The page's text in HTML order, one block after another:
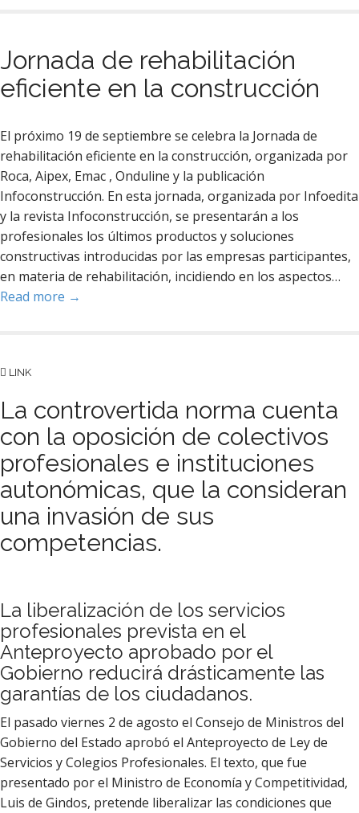
Jornada de rehabilitación
eficiente en la construcción
El próximo 19 de septiembre se celebra la Jornada de
rehabilitación eficiente en la construcción, organizada por
Roca, Aipex, Emac , Onduline y la publicación
Infoconstrucción. En esta jornada, organizada por Infoedita
y la revista Infoconstrucción, se presentarán a los
profesionales los últimos productos y soluciones
constructivas introducidas por las empresas participantes,
en materia de rehabilitación, incidiendo en los aspectos…
Read more →
LINK
La controvertida norma cuenta
con la oposición de colectivos
profesionales e instituciones
autonómicas, que la consideran
una invasión de sus
competencias.
La liberalización de los servicios
profesionales prevista en el
Anteproyecto aprobado por el
Gobierno reducirá drásticamente las
garantías de los ciudadanos.
El pasado viernes 2 de agosto el Consejo de Ministros del
Gobierno del Estado aprobó el Anteproyecto de Ley de
Servicios y Colegios Profesionales. El texto, que fue
presentado por el Ministro de Economía y Competitividad,
Luis de Gindos, pretende liberalizar las condiciones que